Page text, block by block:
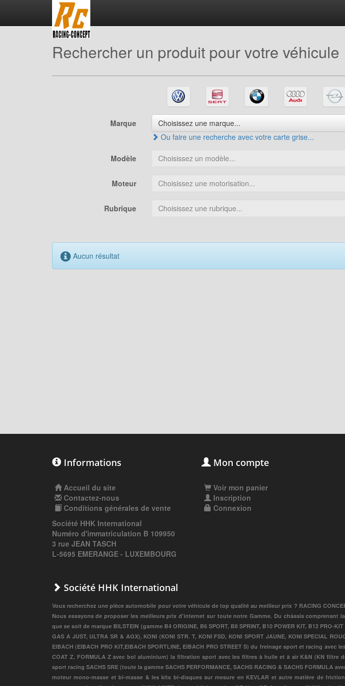
Rechercher un produit pour votre véhicule
Marque
Choisissez une marque...
Ou faire une recherche avec votre carte grise...
Modèle Choisissez un modèle...
Moteur Choisissez une motorisation...
Rubrique Choisissez une rubrique...
Aucun résultat
Informations
Accueil du site
Contactez-nous
Conditions générales de vente
Société HHK International
Numéro d'immatriculation B 109950
3 rue JEAN TASCH
L-5695 EMERANGE - LUXEMBOURG
Mon compte
Voir mon panier
Inscription
Connexion
Société HHK International
Vous recherchez une pièce automobile pour votre véhicule de top qualité au meilleur prix ? RACING
Nous essayons de proposer les meilleurs prix d'internet sur toute notre Gamme. Du châssis
que se soit de marque BILSTEIN (gamme B4 ORIGINE, B6 SPORT, B8 SPRINT, B10 POWER KIT, B12 PRO-
GAS A JUST, ULTRA SR & AGX), KONI (KONI STR. T, KONI FSD, KONI SPORT JAUNE, KONI SPECIAL
EIBACH (EIBACH PRO KIT,EIBACH SPORTLINE, EIBACH PRO STREET S) du freinage sport et racing
COAT Z, FORMULA Z avec bol aluminium) la filtration sport avec les filtres à huile et à air K&N (KN
sport racing SACHS SRE (toute la gamme SACHS PERFORMANCE, SACHS RACING & SACHS
moteur mono-masse et bi-masse & les kits bi-disques sur mesure en KEVLAR et autre matière de